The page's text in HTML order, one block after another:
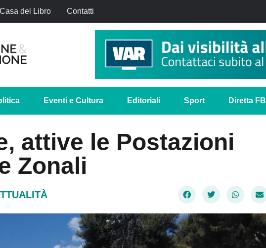
Casa del Libro Contatti
Eventi e Cultura Editoriali Sport Diretta FB
attive le Postazioni
Zonali